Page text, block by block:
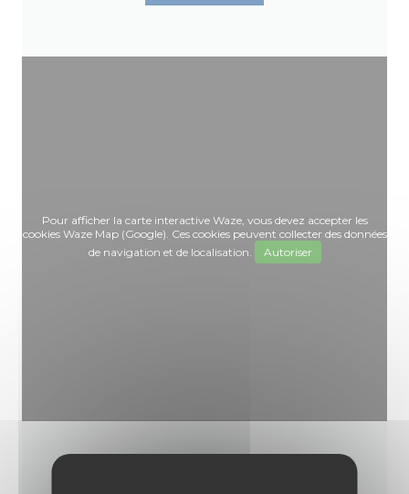
Pour afficher la carte interactive Waze, vous devez accepter les
cookies Waze Map (Google). Ces cookies peuvent collecter des données
de navigation et de localisation.
Autoriser